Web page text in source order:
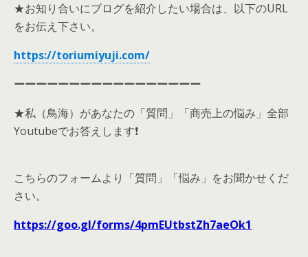
★お知り合いにブログを紹介したい場合は、以下のURL
をお伝え下さい。
https://toriumiyuji.com/
ーーーーーーーーーーーーーーーーー
★私（鳥海）があなたの「質問」「商売上の悩み」全部
Youtubeでお答えします❗
こちらのフォームより「質問」「悩み」をお聞かせくだ
さい。
https://goo.gl/forms/4pmEUtbstZh7aeOk1